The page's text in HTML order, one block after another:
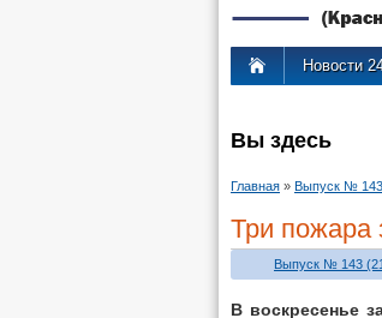
Новости
Вы здесь
Главная » Выпуск № 143
Три пожара
Выпуск № 143
В воскресенье